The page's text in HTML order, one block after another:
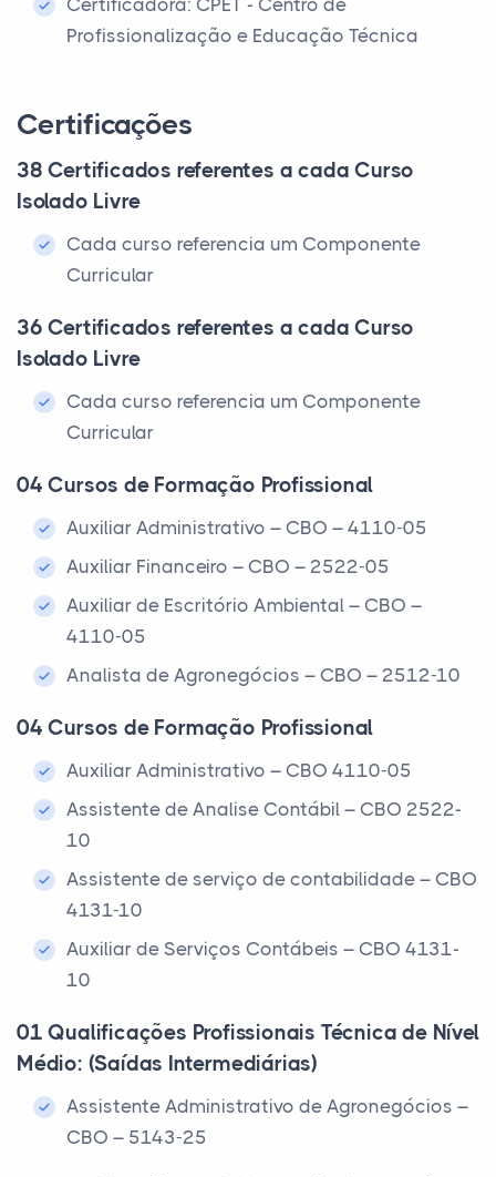
Certificadora: CPET - Centro de
Profissionalização e Educação Técnica
Certificações
38 Certificados referentes a cada Curso
Isolado Livre
Cada curso referencia um Componente
Curricular
36 Certificados referentes a cada Curso
Isolado Livre
Cada curso referencia um Componente
Curricular
04 Cursos de Formação Profissional
Auxiliar Administrativo – CBO – 4110-05
Auxiliar Financeiro – CBO – 2522-05
Auxiliar de Escritório Ambiental – CBO –
4110-05
Analista de Agronegócios – CBO – 2512-10
04 Cursos de Formação Profissional
Auxiliar Administrativo – CBO 4110-05
Assistente de Analise Contábil – CBO 2522-
10
Assistente de serviço de contabilidade – CBO
4131-10
Auxiliar de Serviços Contábeis – CBO 4131-
10
01 Qualificações Profissionais Técnica de Nível
Médio: (Saídas Intermediárias)
Assistente Administrativo de Agronegócios –
CBO – 5143-25